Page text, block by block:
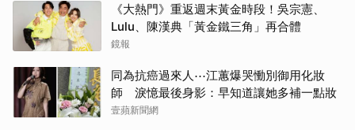
《大熱門》重返週末黃金時段！吳宗憲、
Lulu、陳漢典「黃金鐵三角」再合體
鏡報
同為抗癌過來人⋯江蕙爆哭慟別御用化妝
師 淚憶最後身影：早知道讓她多補一點妝
壹蘋新聞網